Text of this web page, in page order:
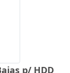
p/ HDD